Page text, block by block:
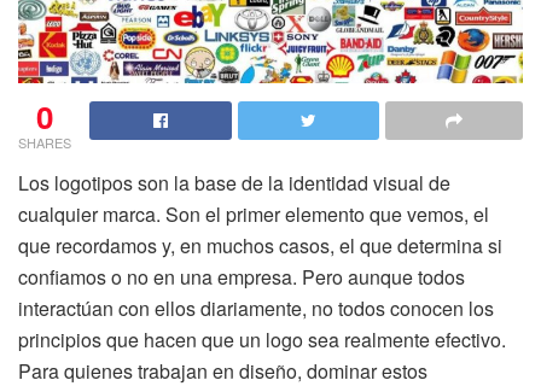
0
SHARES
Los logotipos son la base de la identidad visual de
cualquier marca. Son el primer elemento que vemos, el
que recordamos y, en muchos casos, el que determina si
confiamos o no en una empresa. Pero aunque todos
interactúan con ellos diariamente, no todos conocen los
principios que hacen que un logo sea realmente efectivo.
Para quienes trabajan en diseño, dominar estos